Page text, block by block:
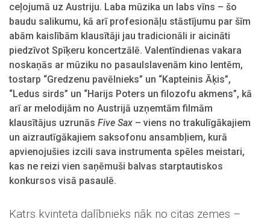
ceļojumā uz Austriju. Laba mūzika un labs vīns – šo
baudu salikumu, kā arī profesionāļu stāstījumu par šīm
abām kaislībām klausītāji jau tradicionāli ir aicināti
piedzīvot Spīķeru koncertzālē. Valentīndienas vakara
noskaņās ar mūziku no pasaulslavenām kino lentēm,
tostarp “Gredzenu pavēlnieks” un “Kapteinis Āķis”,
“Ledus sirds” un “Harijs Poters un filozofu akmens”, kā
arī ar melodijām no Austrijā uzņemtām filmām
klausītājus uzrunās Five Sax – viens no trakulīgākajiem
un aizrautīgākajiem saksofonu ansambļiem, kurā
apvienojušies izcili sava instrumenta spēles meistari,
kas ne reizi vien saņēmuši balvas starptautiskos
konkursos visā pasaulē.
Katrs kvinteta dalībnieks nāk no citas zemes –